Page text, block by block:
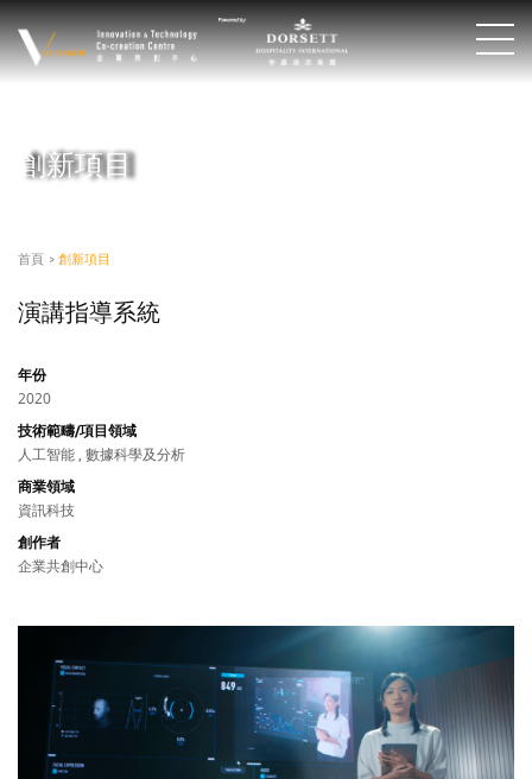
創新項目
首頁 > 創新項目
演講指導系統
年份
2020
技術範疇/項目領域
人工智能 , 數據科學及分析
商業領域
資訊科技
創作者
企業共創中心